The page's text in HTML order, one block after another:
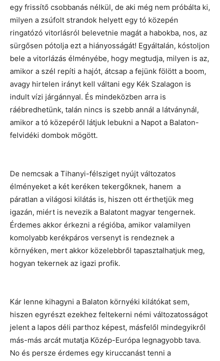
egy frissítő csobbanás nélkül, de aki még nem próbálta ki,
milyen a zsúfolt strandok helyett egy tó közepén
ringatózó vitorlásról belevetnie magát a habokba, nos, az
sürgősen pótolja ezt a hiányosságát! Egyáltalán, kóstoljon
bele a vitorlázás élményébe, hogy megtudja, milyen is az,
amikor a szél repíti a hajót, átcsap a fejünk fölött a boom,
avagy hirtelen irányt kell váltani egy Kék Szalagon is
indult vízi járgánnyal. És mindeközben arra is
ráébredhetünk, talán nincs is szebb annál a látványnál,
amikor a tó közepéről látjuk lebukni a Napot a Balaton-
felvidéki dombok mögött.
De nemcsak a Tihanyi-félsziget nyújt változatos
élményeket a két keréken tekergőknek, hanem a
páratlan a világosi kilátás is, hiszen ott érthetjük meg
igazán, miért is nevezik a Balatont magyar tengernek.
Érdemes akkor érkezni a régióba, amikor valamilyen
komolyabb kerékpáros versenyt is rendeznek a
környéken, mert akkor közelebbről tapasztalhatjuk meg,
hogyan tekernek az igazi profik.
Kár lenne kihagyni a Balaton környéki kilátókat sem,
hiszen egyrészt ezekhez feltekerni némi változatosságot
jelent a lapos déli parthoz képest, másfelől mindegyikről
más-más arcát mutatja Közép-Európa legnagyobb tava.
No és persze érdemes egy kiruccanást tenni a